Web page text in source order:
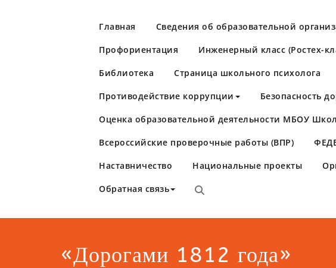
Школа №86
Главная Сведения об образовательной
Профориентация Инженерный класс (Ростех-
Библиотека Страница школьного психолога
Противодействие коррупции Безопасность
Оценка образовательной деятельности МБОУ
Всероссийские проверочные работы (ВПР)
Наставничество Национальные проекты
Обратная связь
«Дорогами 1812 года»